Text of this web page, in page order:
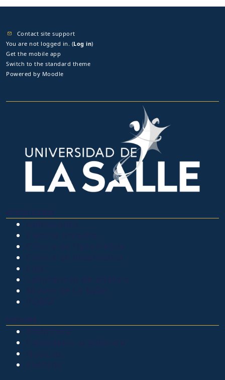
Contact site support
You are not logged in. (Log in)
Get the mobile app
Switch to the standard theme
Powered by Moodle